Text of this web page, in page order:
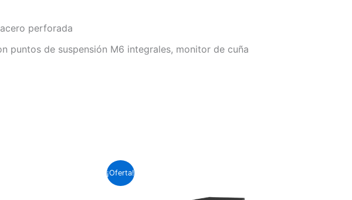
perforada
puntos de suspensión M6 integrales, monitor de cuña
¡Oferta!
precio
actual